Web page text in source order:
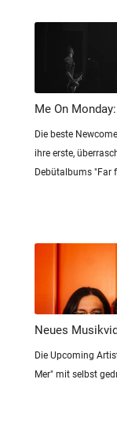
Me On
Die beste
ihre erste,
Debütalbums "Far
Neues
Die Upcoming
Mer" mit selbst